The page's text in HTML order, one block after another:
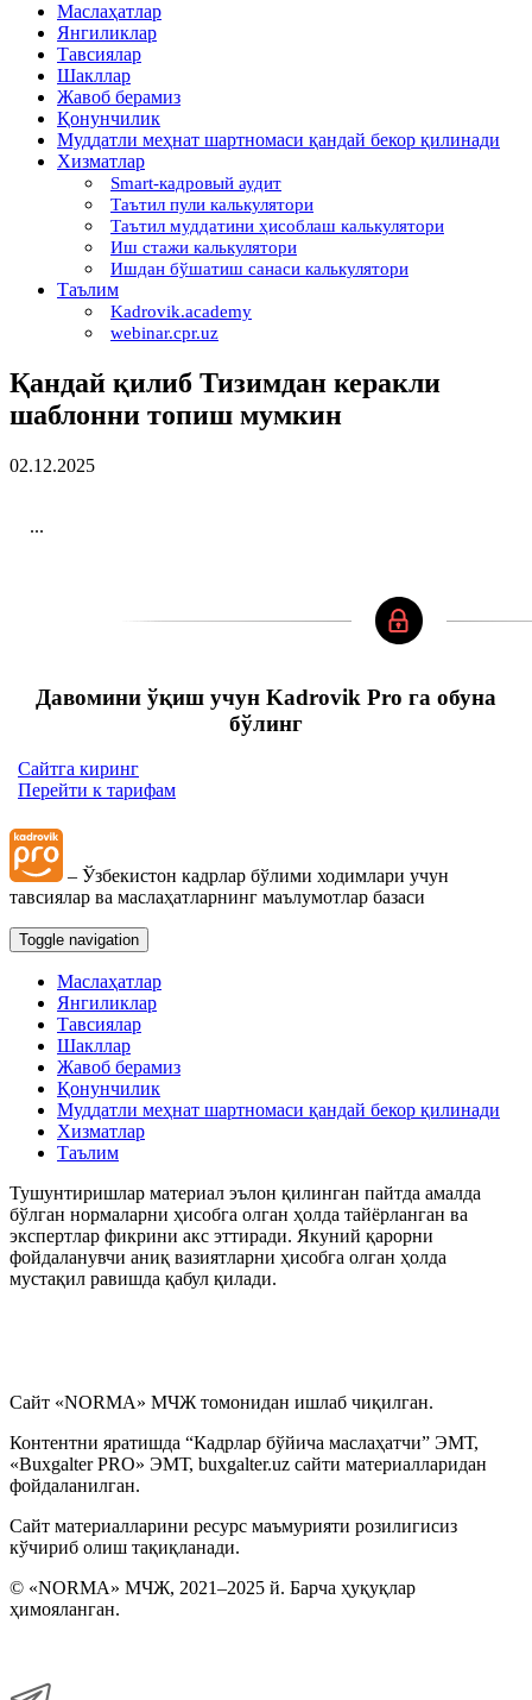
Маслаҳатлар
Янгиликлар
Тавсиялар
Шакллар
Жавоб берамиз
Қонунчилик
Муддатли меҳнат шартномаси қандай бекор қилинади
Хизматлар
Smart-кадровый аудит
Таътил пули калькулятори
Таътил муддатини ҳисоблаш калькулятори
Иш стажи калькулятори
Ишдан бўшатиш санаси калькулятори
Таълим
Kadrovik.academy
webinar.cpr.uz
Қандай қилиб Тизимдан керакли
шаблонни топиш мумкин
02.12.2025
...
Давомини ўқиш учун Kadrovik Pro га обуна
бўлинг
Сайтга киринг
Перейти к тарифам
– Ўзбекистон кадрлар бўлими ходимлари учун
тавсиялар ва маслаҳатларнинг маълумотлар базаси
Toggle navigation
Маслаҳатлар
Янгиликлар
Тавсиялар
Шакллар
Жавоб берамиз
Қонунчилик
Муддатли меҳнат шартномаси қандай бекор қилинади
Хизматлар
Таълим
Тушунтиришлар материал эълон қилинган пайтда амалда
бўлган нормаларни ҳисобга олган ҳолда тайёрланган ва
экспертлар фикрини акс эттиради. Якуний қарорни
фойдаланувчи аниқ вазиятларни ҳисобга олган ҳолда
мустақил равишда қабул қилади.
Сайт «NORMA» МЧЖ томонидан ишлаб чиқилган.
Контентни яратишда “Кадрлар бўйича маслаҳатчи” ЭМТ,
«Buxgalter PRO» ЭМТ, buxgalter.uz сайти материалларидан
фойдаланилган.
Сайт материалларини ресурс маъмурияти розилигисиз
кўчириб олиш тақиқланади.
© «NORMA» МЧЖ, 2021–2025 й. Барча ҳуқуқлар
ҳимояланган.